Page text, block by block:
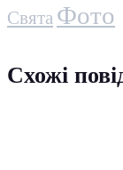
Свята Фото
Схожі